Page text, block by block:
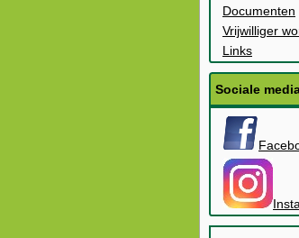
Documenten
Vrijwilliger
Links
Sociale